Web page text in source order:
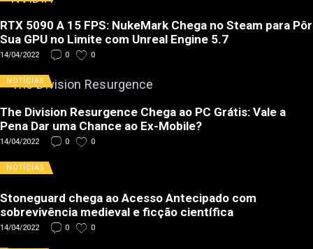
RTX 5090 A 15 FPS: NukeMark Chega no Steam para Pôr
Sua GPU no Limite com Unreal Engine 5.7
14/04/2022 0 0
NOTÍCIAS
The Division Resurgence Chega ao PC Grátis: Vale a
Pena Dar uma Chance ao Ex-Mobile?
14/04/2022 0 0
NOTÍCIAS
Stoneguard chega ao Acesso Antecipado com
sobrevivência medieval e ficção científica
14/04/2022 0 0